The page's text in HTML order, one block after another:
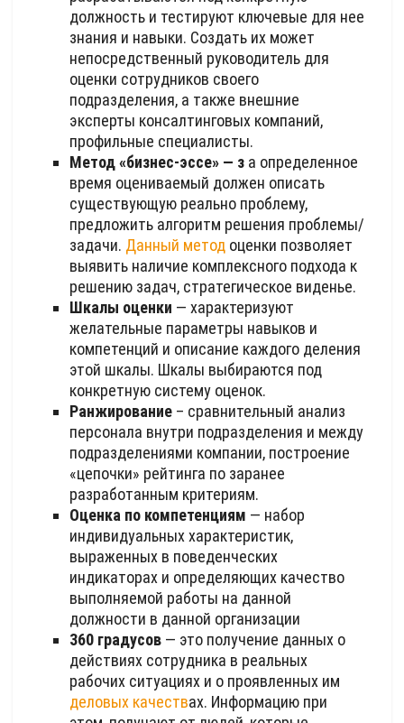
должность и тестируют ключевые для нее
знания и навыки. Создать их может
непосредственный руководитель для
оценки сотрудников своего
подразделения, а также внешние
эксперты консалтинговых компаний,
профильные специалисты.
Метод «бизнес-эссе» — з а определенное
время оцениваемый должен описать
существующую реально проблему,
предложить алгоритм решения проблемы/
задачи. Данный метод оценки позволяет
выявить наличие комплексного подхода к
решению задач, стратегическое виденье.
Шкалы оценки — характеризуют
желательные параметры навыков и
компетенций и описание каждого деления
этой шкалы. Шкалы выбираются под
конкретную систему оценок.
Ранжирование – сравнительный анализ
персонала внутри подразделения и между
подразделениями компании, построение
«цепочки» рейтинга по заранее
разработанным критериям.
Оценка по компетенциям — набор
индивидуальных характеристик,
выраженных в поведенческих
индикаторах и определяющих качество
выполняемой работы на данной
должности в данной организации
360 градусов — это получение данных о
действиях сотрудника в реальных
рабочих ситуациях и о проявленных им
деловых качествах. Информацию при